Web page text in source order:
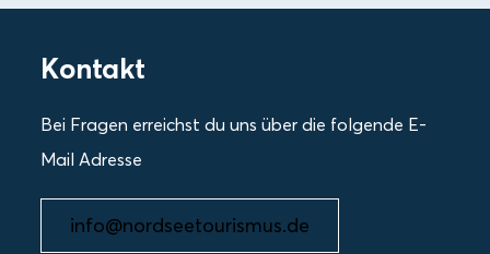
Kontakt
Bei Fragen erreichst du uns über die folgende E-
Mail Adresse
info@nordseetourismus.de